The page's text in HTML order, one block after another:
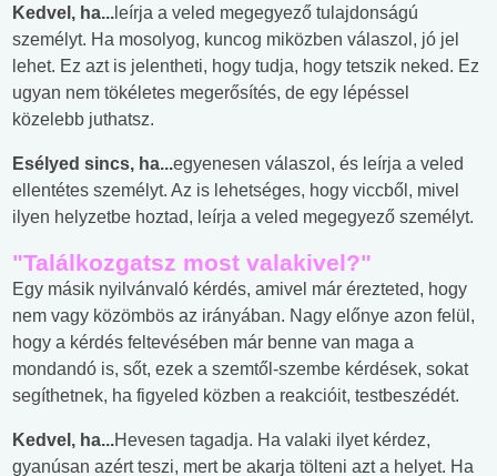
Kedvel, ha... leírja a veled megegyező tulajdonságú
személyt. Ha mosolyog, kuncog miközben válaszol, jó jel
lehet. Ez azt is jelentheti, hogy tudja, hogy tetszik neked. Ez
ugyan nem tökéletes megerősítés, de egy lépéssel
közelebb juthatsz.
Esélyed sincs, ha...egyenesen válaszol, és leírja a veled
ellentétes személyt. Az is lehetséges, hogy viccből, mivel
ilyen helyzetbe hoztad, leírja a veled megegyező személyt.
"Találkozgatsz most valakivel?"
Egy másik nyilvánvaló kérdés, amivel már érezteted, hogy
nem vagy közömbös az irányában. Nagy előnye azon felül,
hogy a kérdés feltevésében már benne van maga a
mondandó is, sőt, ezek a szemtől-szembe kérdések, sokat
segíthetnek, ha figyeled közben a reakcióit, testbeszédét.
Kedvel, ha...Hevesen tagadja. Ha valaki ilyet kérdez,
gyanúsan azért teszi, mert be akarja tölteni azt a helyet. Ha